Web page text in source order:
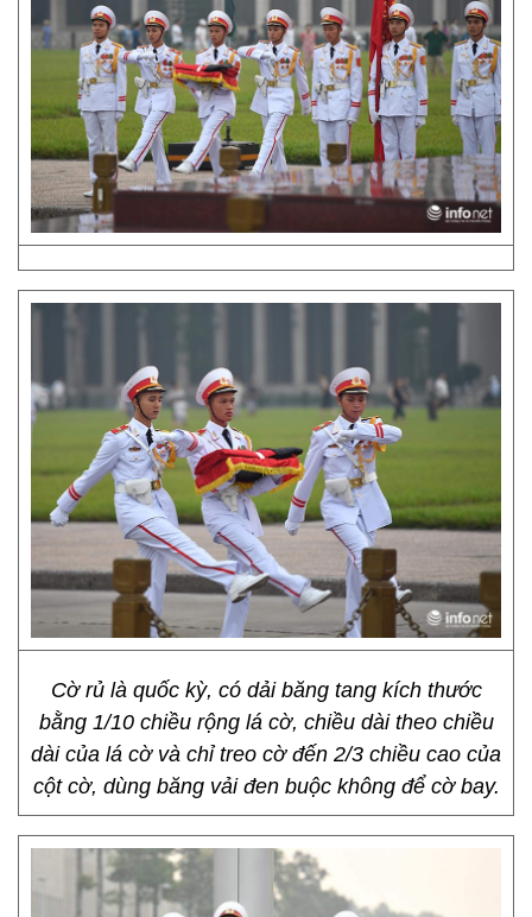
Cờ rủ là quốc kỳ, có dải băng tang kích thước
bằng 1/10 chiều rộng lá cờ, chiều dài theo chiều
dài của lá cờ và chỉ treo cờ đến 2/3 chiều cao của
cột cờ, dùng băng vải đen buộc không để cờ bay.